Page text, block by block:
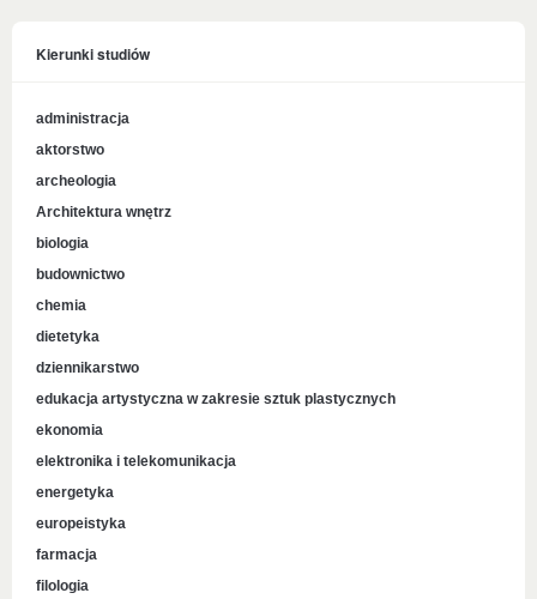
Kierunki studiów
administracja
aktorstwo
archeologia
Architektura wnętrz
biologia
budownictwo
chemia
dietetyka
dziennikarstwo
edukacja artystyczna w zakresie sztuk plastycznych
ekonomia
elektronika i telekomunikacja
energetyka
europeistyka
farmacja
filologia